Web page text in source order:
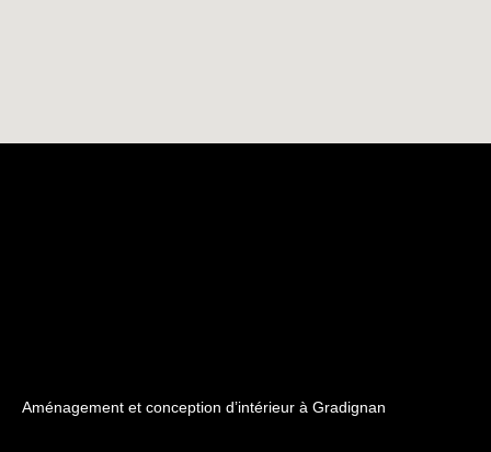
Aménagement et conception d’intérieur à Gradignan